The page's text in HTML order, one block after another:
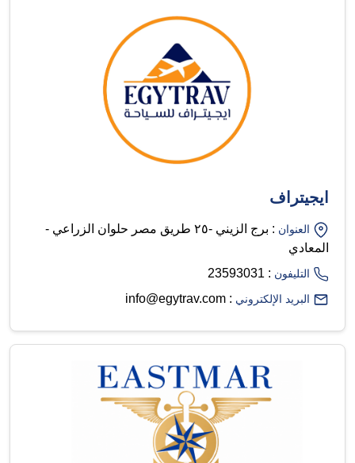
ايجيتراف
العنوان
: برج الزيني -۲٥ طريق مصر حلوان الزراعي -
المعادي
التليفون : 23593031
البريد الإلكتروني : info@egytrav.com